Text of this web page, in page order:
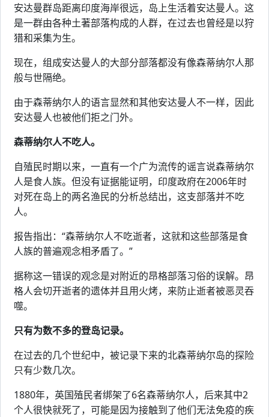
安达曼群岛距离印度海岸很远，岛上生活着安达曼人。这
是一群由各种土著部落构成的人群，在过去也曾经是以狩
猎和采集为生。
现在，组成安达曼人的大部分部落都没有像森蒂纳尔人那
般与世隔绝。
由于森蒂纳尔人的语言显然和其他安达曼人不一样，因此
安达曼人也被他们拒之门外。
森蒂纳尔人不吃人。
自殖民时期以来，一直有一个广为流传的谣言说森蒂纳尔
人是食人族。但没有证据能证明，印度政府在2006年时
对死在岛上的两名渔民的分析总结出，这支部落并不吃
人。
报告指出：“森蒂纳尔人不吃逝者，这就和这些部落是食
人族的普遍观念相矛盾了。”
据称这一错误的观念是对附近的昂格部落习俗的误解。昂
格人会切开逝者的遗体并且用火烤，来防止逝者被恶灵吞
噬。
只有为数不多的登岛记录。
在过去的几个世纪中，被记录下来的北森蒂纳尔岛的探险
只有少数几次。
1880年，英国殖民者绑架了6名森蒂纳尔人，后来其中2
个人很快就死了，可能是因为接触到了他们无法免疫的疾